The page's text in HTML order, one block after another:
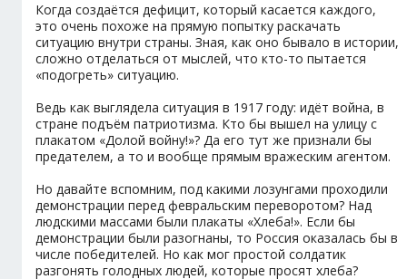
Когда создаётся дефицит, который касается каждого,
это очень похоже на прямую попытку раскачать
ситуацию внутри страны. Зная, как оно бывало в истории,
сложно отделаться от мыслей, что кто-то пытается
«подогреть» ситуацию.
Ведь как выглядела ситуация в 1917 году: идёт война, в
стране подъём патриотизма. Кто бы вышел на улицу с
плакатом «Долой войну!»? Да его тут же признали бы
предателем, а то и вообще прямым вражеским агентом.
Но давайте вспомним, под какими лозунгами проходили
демонстрации перед февральским переворотом? Над
людскими массами были плакаты «Хлеба!». Если бы
демонстрации были разогнаны, то Россия оказалась бы в
числе победителей. Но как мог простой солдатик
разгонять голодных людей, которые просят хлеба?